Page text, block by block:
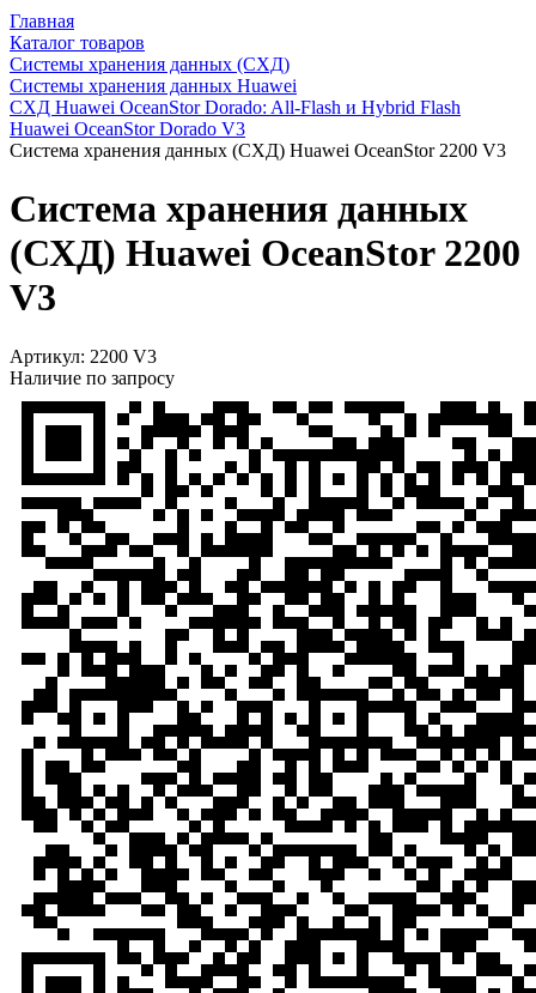
Главная
Каталог товаров
Системы хранения данных (СХД)
Системы хранения данных Huawei
СХД Huawei OceanStor Dorado: All-Flash и Hybrid Flash
Huawei OceanStor Dorado V3
Система хранения данных (СХД) Huawei OceanStor 2200 V3
Система хранения данных
(СХД) Huawei OceanStor 2200
V3
Артикул: 2200 V3
Наличие по запросу